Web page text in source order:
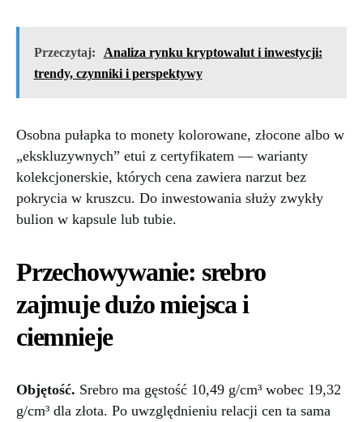
Przeczytaj:
Analiza rynku kryptowalut i inwestycji:
trendy, czynniki i perspektywy
Osobna pułapka to monety kolorowane, złocone albo w
„ekskluzywnych” etui z certyfikatem — warianty
kolekcjonerskie, których cena zawiera narzut bez
pokrycia w kruszcu. Do inwestowania służy zwykły
bulion w kapsule lub tubie.
Przechowywanie: srebro
zajmuje dużo miejsca i
ciemnieje
Objętość. Srebro ma gęstość 10,49 g/cm³ wobec 19,32
g/cm³ dla złota. Po uwzględnieniu relacji cen ta sama